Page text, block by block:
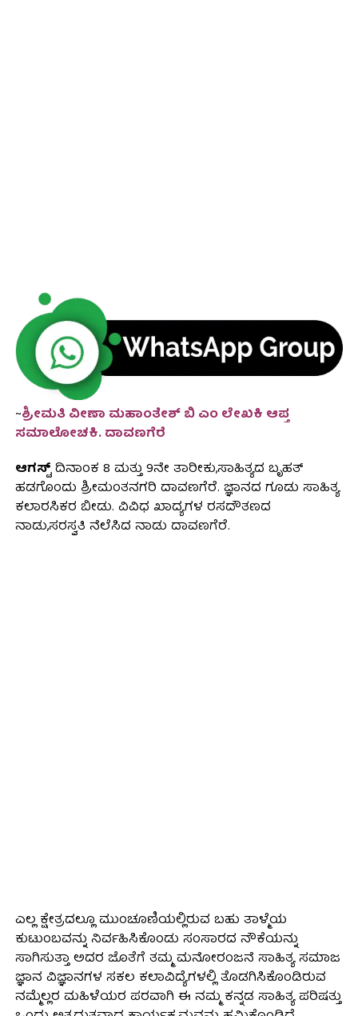
~ಶ್ರೀಮತಿ ವೀಣಾ ಮಹಾಂತೇಶ್ ಬಿ ಎಂ ಲೇಖಕಿ ಆಪ್ತ
ಸಮಾಲೋಚಕಿ. ದಾವಣಗೆರೆ
ಆಗಸ್ಟ್ದಿನಾಂಕ 8 ಮತ್ತು 9ನೇ ತಾರೀಕು,ಸಾಹಿತ್ಯದ ಬೃಹತ್
ಹಡಗೊಂದು ಶ್ರೀಮಂತನಗರಿ ದಾವಣಗೆರೆ. ಜ್ಞಾನದ ಗೂಡು ಸಾಹಿತ್ಯ
ಕಲಾರಸಿಕರ ಬೀಡು. ವಿವಿಧ ಖಾದ್ಯಗಳ ರಸದೌತಣದ
ನಾಡು,ಸರಸ್ವತಿ ನೆಲೆಸಿದ ನಾಡು ದಾವಣಗೆರೆ.
ಎಲ್ಲ ಕ್ಷೇತ್ರದಲ್ಲೂ ಮುಂಚೂಣಿಯಲ್ಲಿರುವ ಬಹು ತಾಳ್ಮೆಯ
ಕುಟುಂಬವನ್ನು ನಿರ್ವಹಿಸಿಕೊಂಡು ಸಂಸಾರದ ನೌಕೆಯನ್ನು
ಸಾಗಿಸುತ್ತಾ ಅದರ ಜೊತೆಗೆ ತಮ್ಮ ಮನೋರಂಜನೆ ಸಾಹಿತ್ಯ ಸಮಾಜ
ಜ್ಞಾನ ವಿಜ್ಞಾನಗಳ ಸಕಲ ಕಲಾವಿದ್ಯೆಗಳಲ್ಲಿ ತೊಡಗಿಸಿಕೊಂಡಿರುವ
ನಮ್ಮೆಲ್ಲರ ಮಹಿಳೆಯರ ಪರವಾಗಿ ಈ ನಮ್ಮ ಕನ್ನಡ ಸಾಹಿತ್ಯ ಪರಿಷತ್ತು